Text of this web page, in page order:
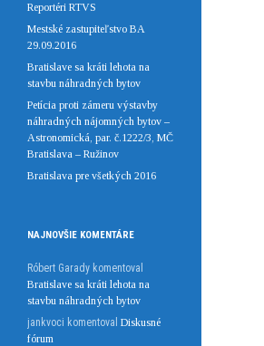
Reportéri RTVS
Mestské zastupiteľstvo BA
29.09.2016
Bratislave sa kráti lehota na
stavbu náhradných bytov
Petícia proti zámeru výstavby
náhradných nájomných bytov –
Astronomická, par. č.1222/3, MČ
Bratislava – Ružinov
Bratislava pre všetkých 2016
NAJNOVŠIE KOMENTÁRE
Róbert Garady komentoval
Bratislave sa kráti lehota na
stavbu náhradných bytov
jankvoci komentoval Diskusné
fórum